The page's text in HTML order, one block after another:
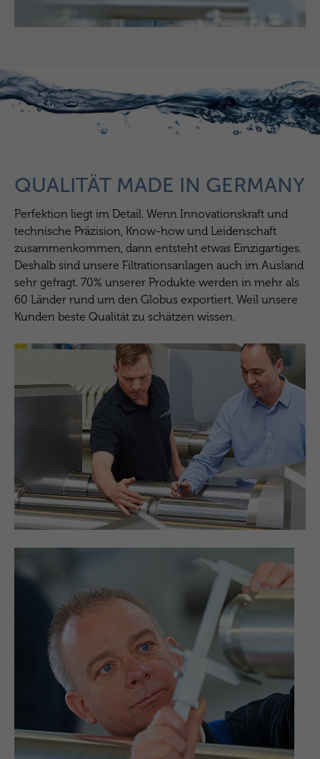
QUALITÄT MADE IN GERMANY
Perfektion liegt im Detail. Wenn Innovationskraft und
technische Präzision, Know-how und Leidenschaft
zusammenkommen, dann entsteht etwas Einzigartiges.
Deshalb sind unsere Filtrationsanlagen auch im Ausland
sehr gefragt. 70% unserer Produkte werden in mehr als
60 Länder rund um den Globus exportiert. Weil unsere
Kunden beste Qualität zu schätzen wissen.